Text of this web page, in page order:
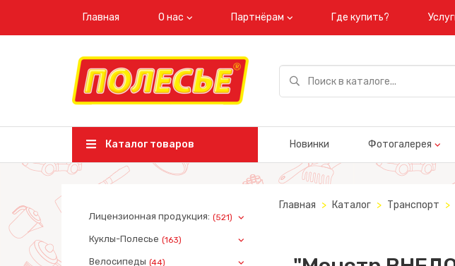
Главная О нас Партнёрам Где купить?
Каталог товаров Новинки Фотогалерея
Лицензионная продукция: (521)
Куклы-Полесье (163)
Велосипеды (44)
Главная Каталог Транспорт